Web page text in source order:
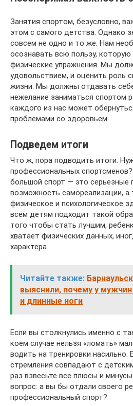
Занятия спортом, безусловно,
этом с самого детства. Однако
совсем не одно и то же. Нам
осознавать всю пользу, которую
физические упражнения. Мы
удовольствием, и оценить роль
жизни. Мы должны отдавать
нежелание заниматься спортом
каждого из нас может
проблемами со здоровьем.
Подведем итоги
Что ж, пора подводить итоги.
профессиональных
большой спорт — это серьезные
возможность самореализации, а
физическое и психологическое
всем детям подходит такой
того чтобы стать лучшим,
хватает физических данных,
характера.
Читайте также:
выяснили, почему у мужчин
и длинные ноги
Если вы столкнулись именно с
коем случае нельзя «ломать»
водить на тренировки насильно.
стремления совпадают с
раз взвесьте все плюсы и
вопрос: а вы бы отдали своего
профессиональный спорт?